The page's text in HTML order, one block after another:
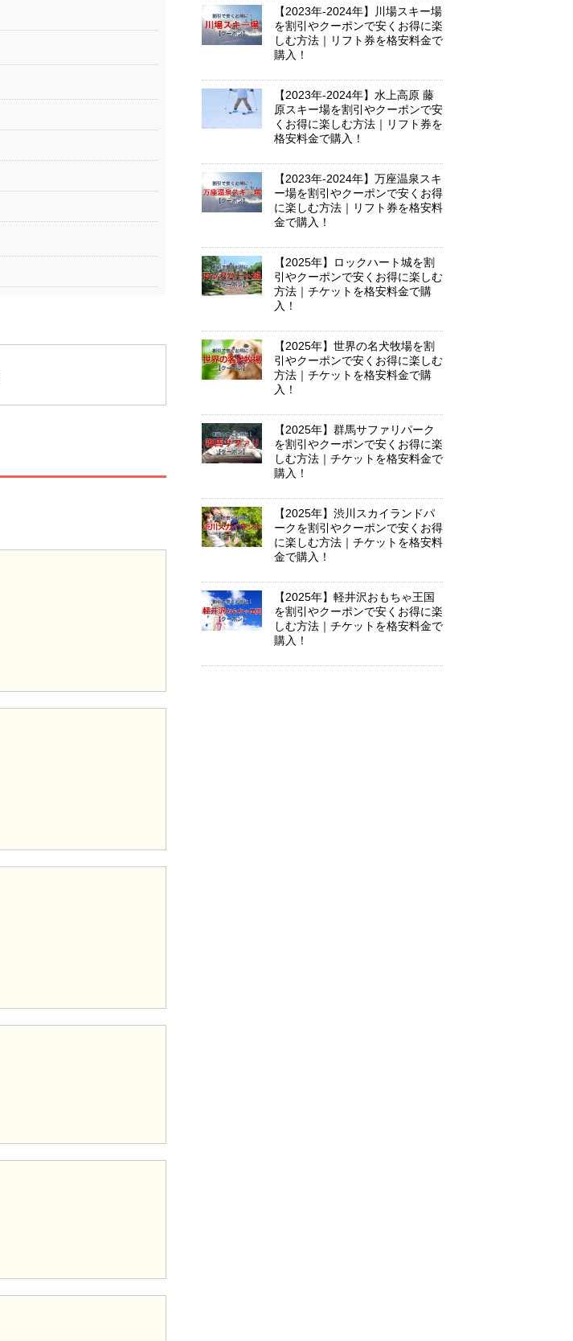
【2023年-2024年】川場スキー場
を割引やクーポンで安くお得に楽
しむ方法｜リフト券を格安料金で
購入！
【2023年-2024年】水上高原 藤
原スキー場を割引やクーポンで安
くお得に楽しむ方法｜リフト券を
格安料金で購入！
【2023年-2024年】万座温泉スキ
ー場を割引やクーポンで安くお得
に楽しむ方法｜リフト券を格安料
金で購入！
【2025年】ロックハート城を割
引やクーポンで安くお得に楽しむ
方法｜チケットを格安料金で購
入！
【2025年】世界の名犬牧場を割
引やクーポンで安くお得に楽しむ
方法｜チケットを格安料金で購
入！
【2025年】群馬サファリパーク
を割引やクーポンで安くお得に楽
しむ方法｜チケットを格安料金で
購入！
【2025年】渋川スカイランドパ
ークを割引やクーポンで安くお得
に楽しむ方法｜チケットを格安料
金で購入！
【2025年】軽井沢おもちゃ王国
を割引やクーポンで安くお得に楽
しむ方法｜チケットを格安料金で
購入！